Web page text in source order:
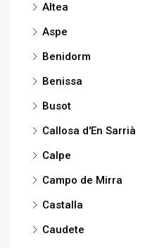
Altea
Aspe
Benidorm
Benissa
Busot
Callosa d'En Sarrià
Calpe
Campo de Mirra
Castalla
Caudete